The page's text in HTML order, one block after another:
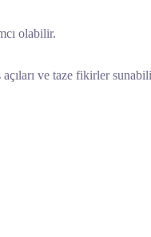
olabilir.
ve taze fikirler